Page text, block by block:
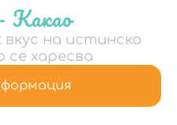
Какао
на истинско
се харесва